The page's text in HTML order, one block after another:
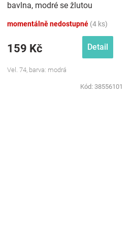
bavlna, modré se žlutou
momentálně nedostupné (4 ks)
159 Kč Detail
Vel. 74, barva: modrá
Kód: 38556101